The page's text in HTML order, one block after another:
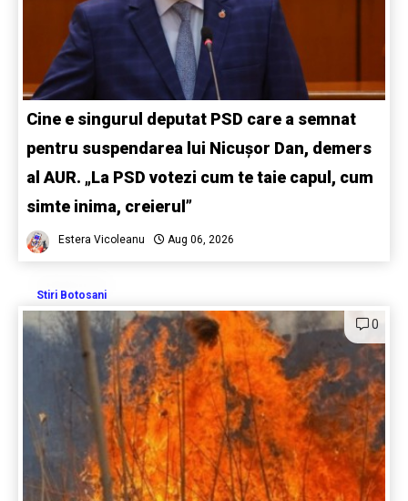
Cine e singurul deputat PSD care a semnat
pentru suspendarea lui Nicușor Dan, demers
al AUR. „La PSD votezi cum te taie capul, cum
simte inima, creierul”
Estera Vicoleanu Aug 06, 2026
Stiri Botosani
0